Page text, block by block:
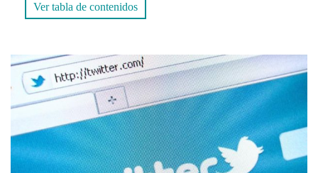
Ver tabla de contenidos